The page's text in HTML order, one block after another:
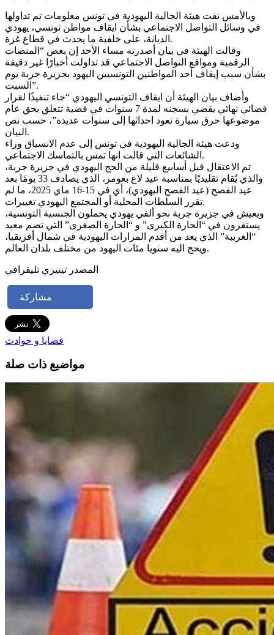
وبالأمس نفت هيئة الجالية اليهودية في تونس معلومات تم تداولها
في وسائل التواصل الاجتماعي بشأن ايقاف مواطن تونسي، يهودي
الديانة، على خلفية ما يحدث في قطاع غزة.
وقالت الهيئة في بيان أصدرته مساء الأحد إن بعض “المنصات
الرقمية ومواقع التواصل الاجتماعي قد تداولت أخبارًا غير دقيقة
بشأن سبب إيقاف أحد المواطنين التونسيين اليهود بجزيرة جربة يوم
السبت”.
وأضاف بيان الهيئة أن ايقاف التونسي اليهودي “جاء تنفيذًا لقرار
قضائي نهائي يقضي بسجنه لمدة 7 سنوات في قضية تتعلق بحق عام
موضوعها حرق سيارة تعود احداثها إلى سنوات عديدة”، حسب نص
البيان.
ودعت هيئة الجالية اليهودية في تونس إلى عدم الانسياق وراء
الشائعات التي قالت انها تمس بالتماسك الاجتماعي.
تم الاعتقال قبل أسابيع قليلة من الحج اليهودي في جزيرة جربة،
والذي يُقام تقليديًا بمناسبة عيد لاغ بعومر، الذي يصادف 33 يومًا بعد
عيد الفصح (عيد الفصح اليهودي)، أي في 15-16 ماي 2025، ما لم
تقرر السلطات المحلية أو المجتمع اليهودي تغييرات.
ويعيش في جزيرة جربة نحو ألفي يهودي يحملون الجنسية التونسية،
يستقرون في “الحارة الكبرى” و “الحارة الصغرى” التي تضم معبد
“الغريبة” الذي يعد من أقدم المزارات اليهودية في شمال أفريقيا،
ويحج اليه سنويا مئات اليهود من مختلف بلدان العالم.
المصدر تينيزي تليقرافي
مشاركة
قضايا و حوادث
مواضيع ذات صلة